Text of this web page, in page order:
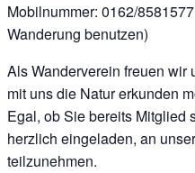
Mobilnummer: 0162/
Wanderung benutzen)
Als Wanderverein freuen wir
mit uns die Natur erkunden
Egal, ob Sie bereits Mitglied
herzlich eingeladen, an
teilzunehmen.